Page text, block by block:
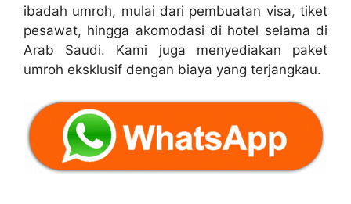
ibadah umroh, mulai dari pembuatan visa, tiket
pesawat, hingga akomodasi di hotel selama di
Arab Saudi. Kami juga menyediakan paket
umroh eksklusif dengan biaya yang terjangkau.